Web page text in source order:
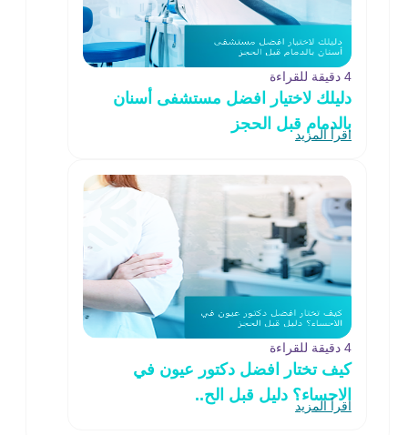
4 دقيقة للقراءة
دليلك لاختيار افضل مستشفى أسنان
بالدمام قبل الحجز
اقرأ المزيد
4 دقيقة للقراءة
كيف تختار افضل دكتور عيون في
الاحساء؟ دليل قبل الح..
اقرأ المزيد